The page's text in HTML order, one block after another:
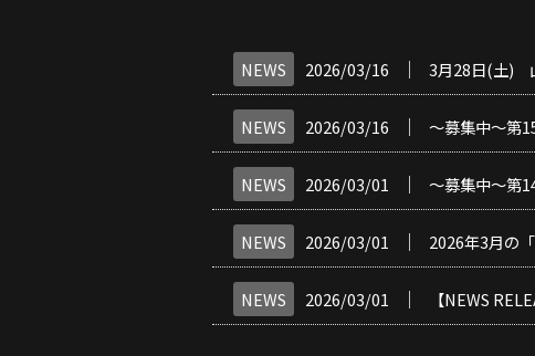
NEWS 2026/03/16 │ 3月28日(土)
NEWS 2026/03/16 │ ～募集中～第
NEWS 2026/03/01 │ ～募集中～第
NEWS 2026/03/01 │ 2026年3月の
NEWS 2026/03/01 │ 【NEWS